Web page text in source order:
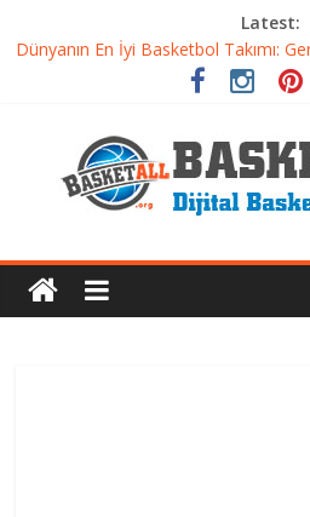
Latest:
Dünyanın En İyi Basketbol Takımı:
Etkili Basketbol Antrenmanı Nasıl
Basketbolcu Beslenmesi:
Basketbolda Şut Antrenmanı ve
Iverson’dan Kyrie’e: Top Sürme